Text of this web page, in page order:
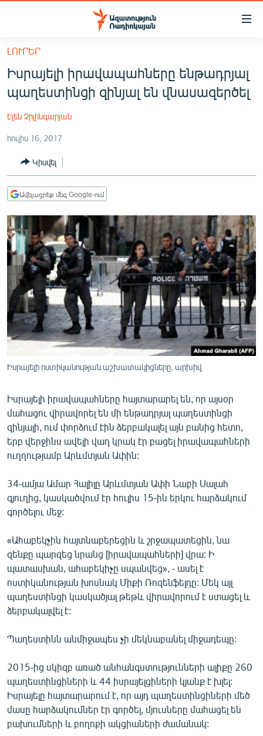
Մատչելիության
հիմնական
բովանդակությանը
հիմնական
մենյուին
ՀԱՅԱՍՏԱՆ
ՔԱՂԱՔԱԿԱՆ
ԸՆՏՐՈՒԹՅՈՒՆՆԵՐ 2026
ԻՐԱՎՈՒՆՔ
ՀԱՍԱՐԱԿՈՒԹՅՈՒՆ
ՏՆՏԵՍՈՒԹՅՈՒՆ
ՊԱՏԵՐԱԶՄԻ 6 ՇԱԲԱԹՆԵՐԸ
ՏԱՐԱԾԱՇՐՋԱՆ
ՄԻՋԱԶԳԱՅԻՆ
ՄՇԱԿՈՒՅԹ
ՍՊՈՐՏ
ՄԵԿՆԱԲԱՆՈՒԹՅՈՒՆ
ԱՐԽԻՎ
ՏԵՍԱՆՅՈՒԹԵՐ
ԲԱՆԱՎԵՃ
ՁԳՏԵԼՈՎ ԼԱՎԱԳՈՒՅՆԻՆ
ՓՈԴՔԱՍԹ
Հայերեն
English
Русский
ՀԵՏԵՎԵՔ ՄԵԶ
«Ազատության» բոլոր կայքերը
ԼՈՒՐԵՐ
Իսրայելի իրավապահները ենթադրյալ
պաղեստինցի զինյալ են վնասազերծել
Էլեն Չիլինգարյան
հուլիս 16, 2017
Կիսվել
Ավելացրեք մեզ Google-ում
Իսրայելի ոստիկանության աշխատակիցները, արխիվ
Իսրայելի իրավապահները հայտարարել են, որ այսօր
մահացու վիրավորել են մի ենթադրյալ պաղեստինցի
զինյալի, ում փորձում էին ձերբակալել այն բանից հետո,
երբ վերջինս ավելի վաղ կրակ էր բացել իրավապահների
ուղղությամբ Արևմտյան Ափին:
34-ամյա Ամար Հալիլը Արևմտյան Ափի Նաբի Սալահ
գյուղից, կասկածվում էր հուլիս 15-ին երկու հարձակում
գործելու մեջ:
«Ահաբեկչին հայտնաբերեցին և շրջապատեցին, նա
զենքը պարզեց նրանց [իրավապահների] վրա: Ի
պատասխան, ահաբեկիչը սպանվեց», - ասել է
ոստիկանության խոսնակ Միքի Ռոզենֆելդը: Մեկ այլ
պաղեստինցի կասկածյալ թեթև վիրավորում է ստացել և
ձերբակալվել է:
Պաղեստինն անմիջապես չի մեկնաբանել միջադեպը:
2015-ից սկիզբ առած անհանգստությունների ալիքը 260
պաղեստինցիների և 44 իսրայելցիների կյանք է խլել:
Իսրայելը հայտարարում է, որ այդ պաղեստինցիների մեծ
մասը հարձակումներ էր գործել, մյուսները մահացել են
բախումների և բողոքի ակցիաների ժամանակ: